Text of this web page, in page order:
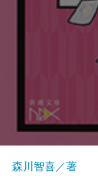
森川智喜／著